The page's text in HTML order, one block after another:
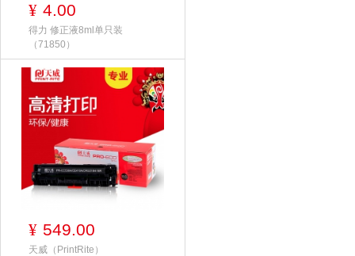
¥ 4.00
得力 修正液8ml单只装
（71850）
¥ 549.00
天威（PrintRite）